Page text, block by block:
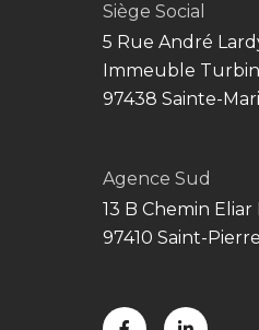
Siège Social
5 Rue André
Immeuble
97438 Sainte-
Agence Sud
13 B Chemin Eliar
97410 Saint-Pierre